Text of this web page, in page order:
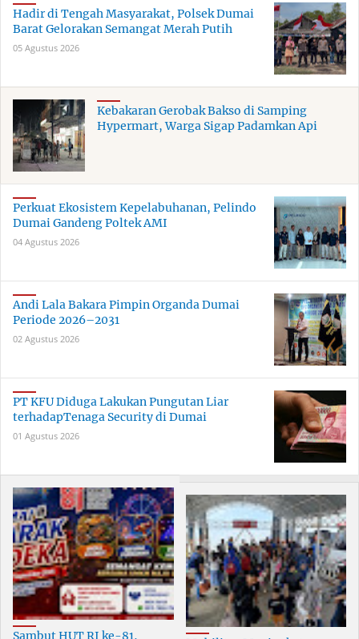
Hadir di Tengah Masyarakat, Polsek Dumai
Barat Gelorakan Semangat Merah Putih
05 Agustus 2026
Kebakaran Gerobak Bakso di Samping
Hypermart, Warga Sigap Padamkan Api
Perkuat Ekosistem Kepelabuhanan, Pelindo
Dumai Gandeng Poltek AMI
04 Agustus 2026
Andi Lala Bakara Pimpin Organda Dumai
Periode 2026–2031
02 Agustus 2026
PT KFU Diduga Lakukan Pungutan Liar
terhadapTenaga Security di Dumai
01 Agustus 2026
Sambut HUT RI ke-81,